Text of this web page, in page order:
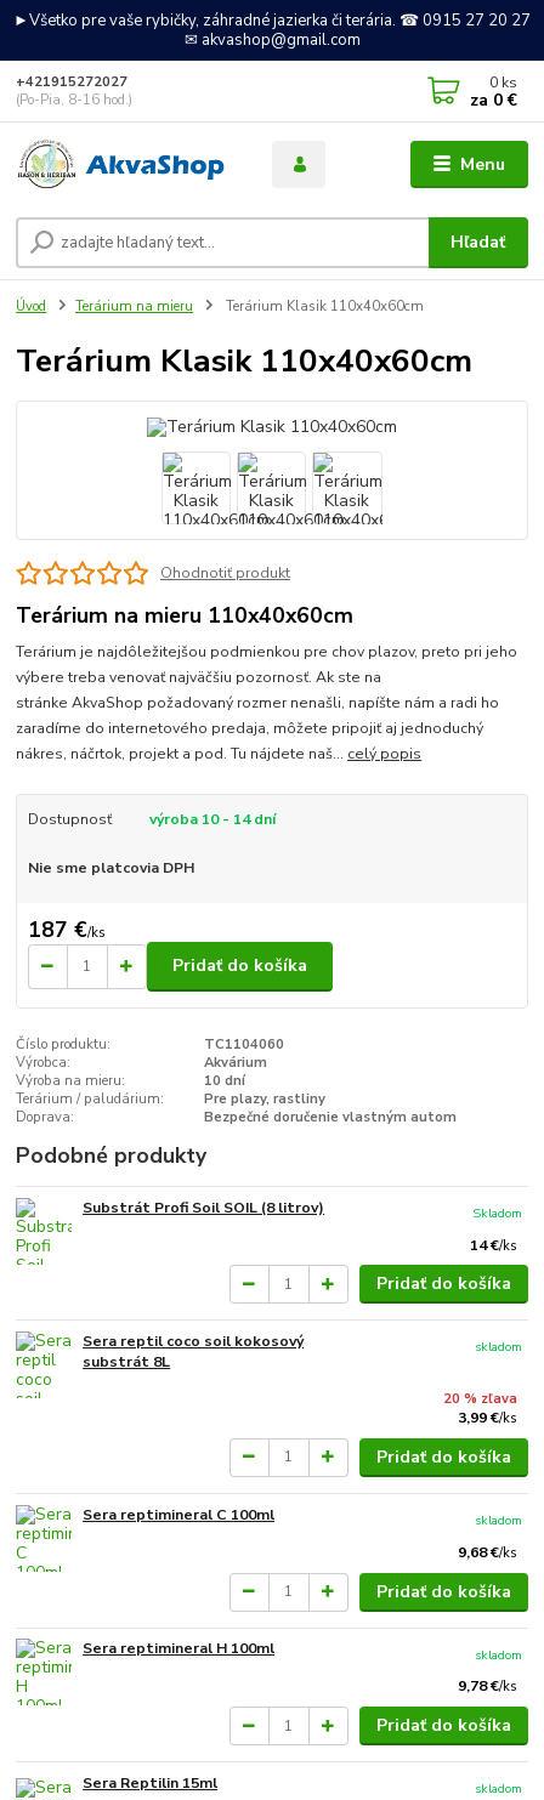
►Všetko pre vaše rybičky, záhradné jazierka či terária. ☎ 0915 27 20 27
✉ akvashop@gmail.com
Menu
Hľadať
+421915272027
(Po-Pia, 8-16 hod.)
0 ks
za 0 €
Úvod Terárium na mieru Terárium Klasik 110x40x60cm
Terárium Klasik 110x40x60cm
Ohodnotiť produkt
Terárium na mieru 110x40x60cm
Terárium je najdôležitejšou podmienkou pre chov plazov, preto pri jeho
výbere treba venovať najväčšiu pozornosť. Ak ste na
stránke AkvaShop požadovaný rozmer nenašli, napíšte nám a radi ho
zaradíme do internetového predaja, môžete pripojiť aj jednoduchý
nákres, náčrtok, projekt a pod. Tu nájdete naš... celý popis
Dostupnosť výroba 10 - 14 dní
Nie sme platcovia DPH
187 €/ks
Pridať do košíka
Číslo produktu:
TC1104060
Výrobca:
Akvárium
Výroba na mieru:
10 dní
Terárium / paludárium:
Pre plazy, rastliny
Doprava:
Bezpečné doručenie vlastným autom
Podobné produkty
Substrát Profi Soil SOIL (8 litrov)
14 €/ks
Skladom
Pridať do košíka
Sera reptil coco soil kokosový
substrát 8L
20 % zľava
3,99 €/ks
skladom
Pridať do košíka
Sera reptimineral C 100ml
9,68 €/ks
skladom
Pridať do košíka
Sera reptimineral H 100ml
9,78 €/ks
skladom
Pridať do košíka
Sera Reptilin 15ml
skladom